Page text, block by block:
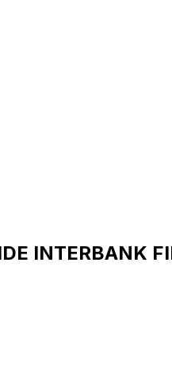
INTERBANK